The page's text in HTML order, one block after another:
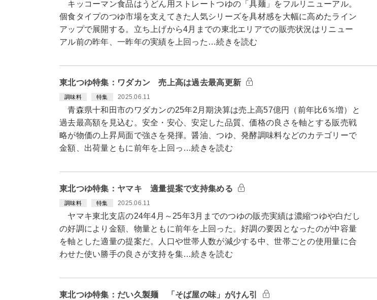
キッコーマン食品はうどん用ストレートつゆの「具麺」をフルリニューアル。
個食タイプのつゆ市場を支えてきた人気シリーズを具材感を大幅に高めたライン
アップで展開する。立ち上げから4月までの東北エリアでの販売状況はリニュー
アル前の昨年、一昨年の実績を上回った…続きを読む
東北つゆ特集：ワダカン 売上高は過去最高更新
調味料 特集 2025.06.11
青森県十和田市のワダカンの25年2月期決算は売上高57億円（前年比6％増）と
過去最高額を見込む。安全・安心、安定した品質、価格の良さを軸とする販売戦
略が物価の上昇局面で強さを発揮。醤油、つゆ、発酵調味料などのカテゴリーで
金額、出荷量ともに前年を上回っ…続きを読む
東北つゆ特集：ヤマキ 適量提案で支持集める
調味料 特集 2025.06.11
ヤマキ東北支店の24年4月～25年3月までのつゆの販売実績は濃縮つゆや白だし
の好調により金額、物量ともに前年を上回った。好調の要因となったのが中容量
を軸とした適量の提案だ。人口や世帯人数が減少する中、世帯ごとの使用量に合
わせた使い勝手の良さが支持を集…続きを読む
東北つゆ特集：だい久製麺 「そば屋の味」がけん引